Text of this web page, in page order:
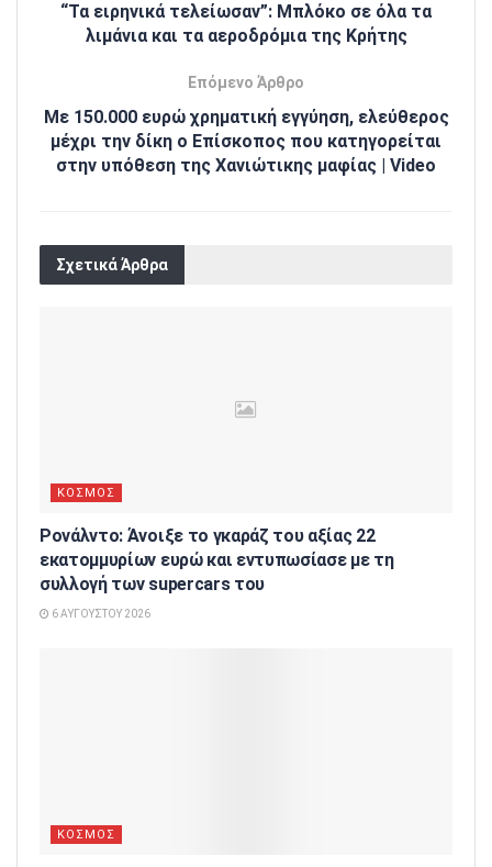
“Τα ειρηνικά τελείωσαν”: Μπλόκο σε όλα τα
λιμάνια και τα αεροδρόμια της Κρήτης
Επόμενο Άρθρο
Με 150.000 ευρώ χρηματική εγγύηση, ελεύθερος
μέχρι την δίκη ο Επίσκοπος που κατηγορείται
στην υπόθεση της Χανιώτικης μαφίας | Video
Σχετικά Άρθρα
ΚΟΣΜΟΣ
Ρονάλντο: Άνοιξε το γκαράζ του αξίας 22
εκατομμυρίων ευρώ και εντυπωσίασε με τη
συλλογή των supercars του
6 ΑΥΓΟΎΣΤΟΥ 2026
ΚΟΣΜΟΣ